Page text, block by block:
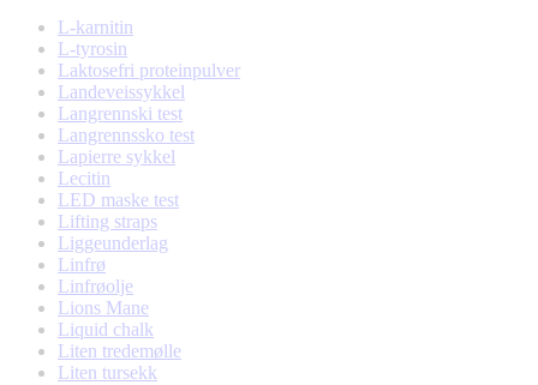
L-karnitin
L-tyrosin
Laktosefri proteinpulver
Landeveissykkel
Langrennski test
Langrennssko test
Lapierre sykkel
Lecitin
LED maske test
Lifting straps
Liggeunderlag
Linfrø
Linfrøolje
Lions Mane
Liquid chalk
Liten tredemølle
Liten tursekk